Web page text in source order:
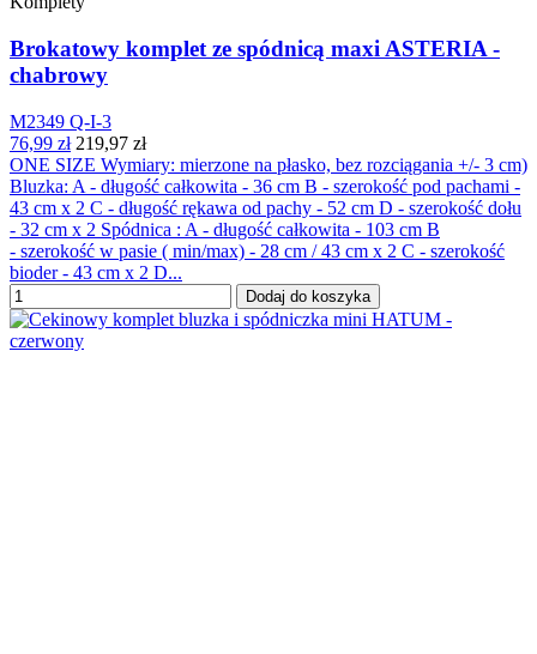
Brokatowy komplet ze spódnicą maxi ASTERIA -
chabrowy
M2349 Q-I-3
76,99 zł 219,97 zł
ONE SIZE Wymiary: mierzone na płasko, bez rozciągania +/- 3 cm)
Bluzka: A - długość całkowita - 36 cm B - szerokość pod pachami -
43 cm x 2 C - długość rękawa od pachy - 52 cm D - szerokość dołu
- 32 cm x 2 Spódnica : A - długość całkowita - 103 cm B
- szerokość w pasie ( min/max) - 28 cm / 43 cm x 2 C - szerokość
bioder - 43 cm x 2 D...
Dodaj do koszyka